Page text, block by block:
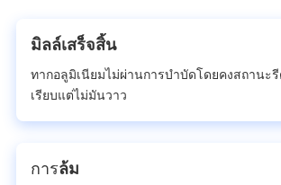
มิลล์เสร็จสิ้น
ทากอลูมิเนียมไม่ผ่านการบําบัดโดยคงสถานะ
เรียบแต่ไม่มันวาว
การล้ม